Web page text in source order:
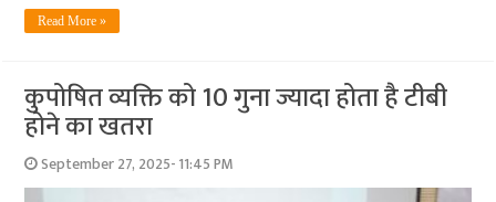
Read More »
कुपोषित व्यक्ति को 10 गुना ज्यादा होता है टीबी
होने का खतरा
September 27, 2025- 11:45 PM